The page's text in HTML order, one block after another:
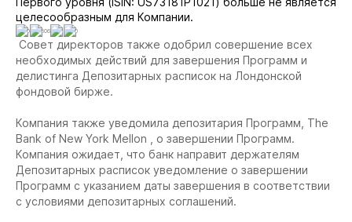
целесообразным для Компании.
0 806 1 0
Совет директоров также одобрил совершение всех
необходимых действий для завершения Программ и
делистинга Депозитарных расписок на Лондонской
фондовой бирже.
Компания также уведомила депозитария Программ, The
Bank of New York Mellon , о завершении Программ.
Компания ожидает, что банк направит держателям
Депозитарных расписок уведомление о завершении
Программ с указанием даты завершения в соответствии
с условиями депозитарных соглашений.